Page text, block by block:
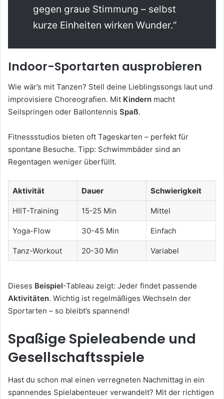
gegen graue Stimmung – selbst
kurze Einheiten wirken Wunder.“
Indoor-Sportarten ausprobieren
Wie wär’s mit Tanzen? Stell deine Lieblingssongs laut und
improvisiere Choreografien. Mit Kindern macht
Seilspringen oder Ballontennis Spaß.
Fitnessstudios bieten oft Tageskarten – perfekt für
spontane Besuche. Tipp: Schwimmbäder sind an
Regentagen weniger überfüllt.
Aktivität Dauer Schwierigkeit
HIIT-Training 15-25 Min Mittel
Yoga-Flow 30-45 Min Einfach
Tanz-Workout 20-30 Min Variabel
Dieses Beispiel-Tableau zeigt: Jeder findet passende
Aktivitäten. Wichtig ist regelmäßiges Wechseln der
Sportarten – so bleibt’s spannend!
Spaßige Spieleabende und
Gesellschaftsspiele
Hast du schon mal einen verregneten Nachmittag in ein
spannendes Spielabenteuer verwandelt? Mit der richtigen